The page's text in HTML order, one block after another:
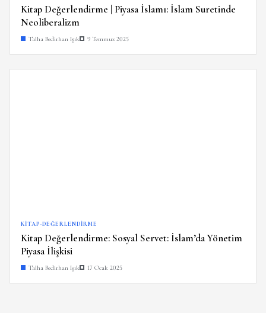
Kitap Değerlendirme | Piyasa İslamı: İslam Suretinde
Neoliberalizm
Talha Bedirhan Işık 9 Temmuz 2025
KITAP-DEĞERLENDIRME
Kitap Değerlendirme: Sosyal Servet: İslam’da Yönetim
Piyasa İlişkisi
Talha Bedirhan Işık 17 Ocak 2025